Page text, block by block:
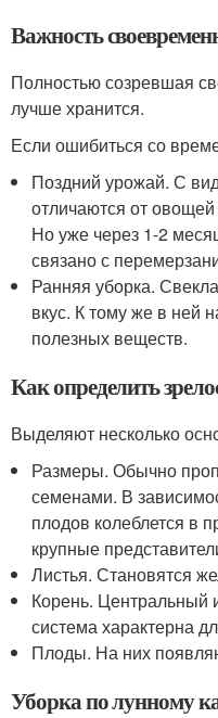
Важность
Полностью созревшая
лучше хранится.
Если ошибиться со
Поздний урожай. С
отличаются от
Но уже через 1-2
связано с
Ранняя уборка.
вкус. К тому же в ней
полезных веществ.
Как определить
Выделяют несколько
Размеры. Обычно
семенами. В
плодов колеблется в
крупные
Листья. Становятся
Корень. Центральный
система характерна
Плоды. На них
Уборка по лунному